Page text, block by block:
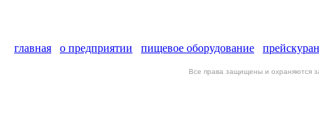
главная о предприятии пищевое оборудование
Все права защищены и